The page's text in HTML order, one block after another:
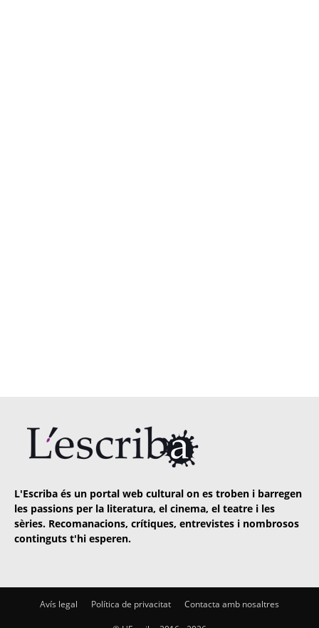
L'Escriba és un portal web cultural on es troben i barregen
les passions per la literatura, el cinema, el teatre i les
sèries. Recomanacions, crítiques, entrevistes i nombrosos
continguts t'hi esperen.
Avís legal Política de privacitat Contacta amb nosaltres